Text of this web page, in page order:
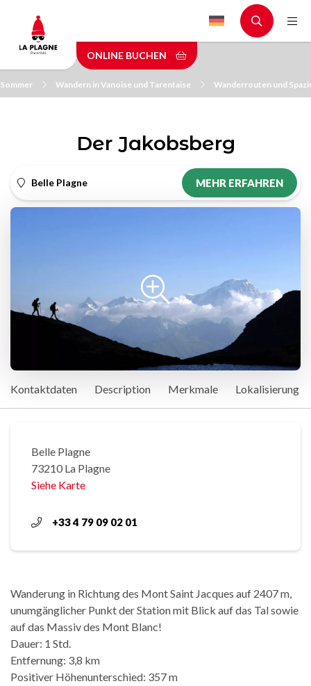
main
content
ONLINE BUCHEN
Wandern in Vanoise und Tarentaise Wanderrouten und
Der Jakobsberg
Belle Plagne MEHR ERFAHREN
Kontaktdaten Description Merkmale Lokalisierung
Belle Plagne
73210 La Plagne
Siehe Karte
+33 4 79 09 02 01
Wanderung in Richtung des Mont Saint Jacques auf 2407 m,
unumgänglicher Punkt der Station mit Blick auf das Tal sowie
auf das Massiv des Mont Blanc!
Dauer: 1 Std.
Entfernung: 3,8 km
Positiver Höhenunterschied: 357 m